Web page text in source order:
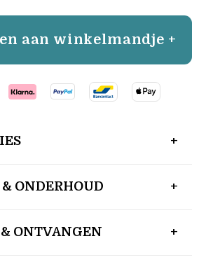
aan winkelmandje +
ONDERHOUD
ONTVANGEN